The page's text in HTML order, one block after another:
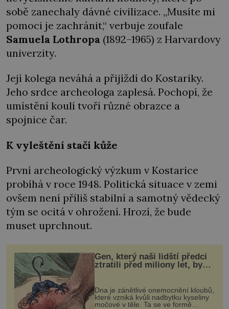
sobě zanechaly dávné civilizace. „Musíte mi
pomoci je zachránit,“ verbuje zoufale
Samuela Lothropa (1892–1965) z Harvardovy
univerzity.
Její kolega neváhá a přijíždí do Kostariky.
Jeho srdce archeologa zaplesá. Pochopí, že
umístění koulí tvoří různé obrazce a
spojnice čar.
K vyleštění stačí kůže
První archeologický výzkum v Kostarice
probíhá v roce 1948. Politická situace v zemi
ovšem není příliš stabilní a samotný vědecký
tým se ocitá v ohrožení. Hrozí, že bude
muset uprchnout.
Gen, který naši lidští předci
ztratili před miliony let, by
mohl pomoci s léčbou
„nemoci králů“
Dna je zánětlivé onemocnění kloubů,
které vzniká kvůli nadbytku kyseliny
močové v těle. Ta se ve formě